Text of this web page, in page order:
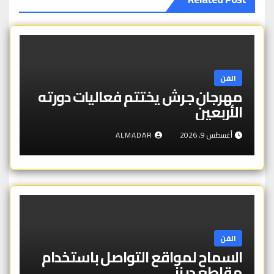
الفن
مهرجان جرش يختتم فعاليات دورته
الأربعين
أغسطس 9, 2026 ALMADAR
الفن
السماح لمواقع التواصل باستخدام